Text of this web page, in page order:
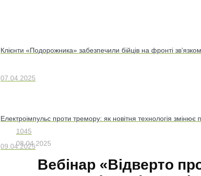
Клієнти «Подорожника» забезпечили бійців на фронті зв’язком
07.04.2025
Електроімпульс проти тремору: як новітня технологія змінює
09.04.2025
1045
08.04.2025
Вебінар «Відверто